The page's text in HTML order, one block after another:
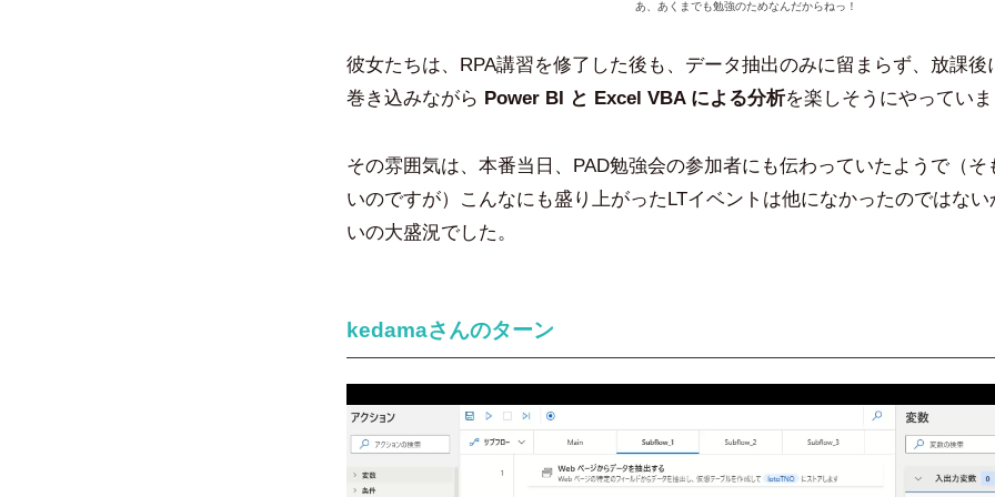
あ、あくまでも勉強のためなんだからねっ！
彼女たちは、RPA講習を修了した後も、データ抽出のみに留まらず、放課後
巻き込みながら Power BI と Excel VBA による分析を楽しそうにやってい
その雰囲気は、本番当日、PAD勉強会の参加者にも伝わっていたようで（そ
いのですが）こんなにも盛り上がったLTイベントは他になかったのではな
いの大盛況でした。
kedamaさんのターン